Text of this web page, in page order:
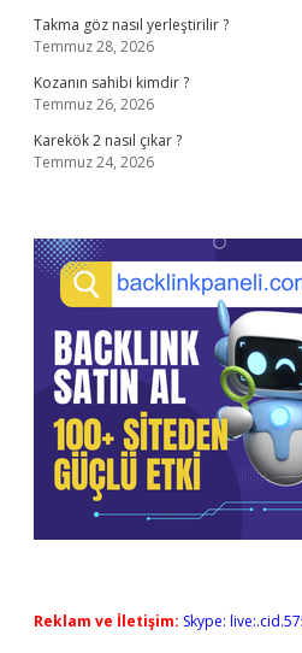
Takma göz nasıl yerleştirilir ?
Temmuz 28, 2026
Kozanın sahibi kimdir ?
Temmuz 26, 2026
Karekök 2 nasıl çıkar ?
Temmuz 24, 2026
Reklam ve İletişim: Skype: